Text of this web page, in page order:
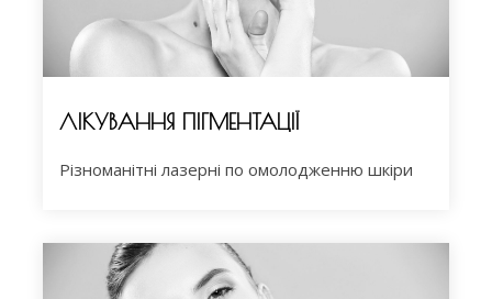
ЛІКУВАННЯ ПІГМЕНТАЦІЇ
Різноманітні лазерні по омолодженню шкіри